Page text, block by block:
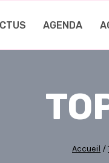
AGENDA
Accueil /